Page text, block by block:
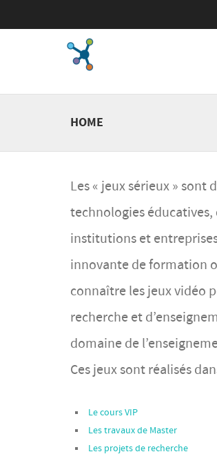
HOME
Les « jeux sérieux »
technologies éducatives,
institutions et
innovante de formation
connaître les jeux vidéo
recherche et
domaine de
Ces jeux sont réalisés
Le cours VIP
Les travaux de Master
Les projets de recherche